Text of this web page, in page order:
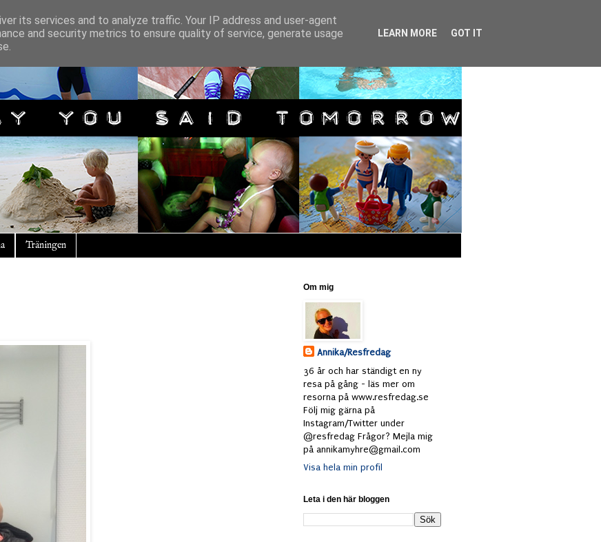
Träningen
Om mig
Annika/Resfredag
36 år och har ständigt en ny
resa på gång - läs mer om
resorna på www.resfredag.se
Följ mig gärna på
Instagram/Twitter under
@resfredag Frågor? Mejla mig
på annikamyhre@gmail.com
Visa hela min profil
Leta i den här bloggen
its services and to analyze traffic. Your IP address and user-agent
and security metrics to ensure quality of service, generate usage
LEARN MORE GOT IT